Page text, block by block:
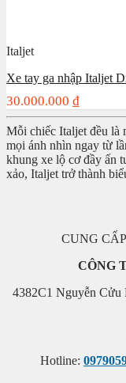
Italjet
Xe tay ga nhập Italjet
30.000.000 ₫
Mỗi chiếc Italjet đều là
mọi ánh nhìn ngay từ
khung xe lộ cơ đầy ấn
xảo, Italjet trở thành
CUNG
CÔNG
4382C1 Nguyễn Cửu
Hotline: